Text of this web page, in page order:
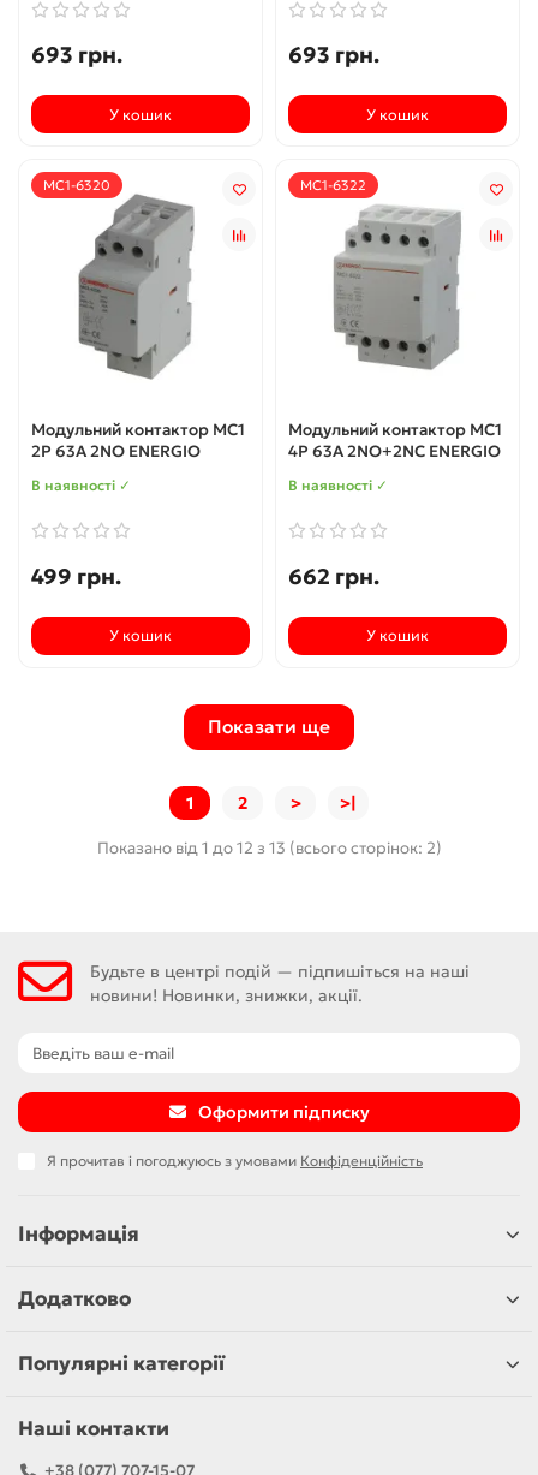
693 грн.
У кошик
693 грн.
У кошик
MC1-6320
Модульний контактор MC1
2P 63A 2NO ENERGIO
В наявності ✓
499 грн.
У кошик
MC1-6322
Модульний контактор MC1
4P 63A 2NO+2NC ENERGIO
В наявності ✓
662 грн.
У кошик
Показати ще
1 2 > >|
Показано від 1 до 12 з 13 (всього сторінок: 2)
Будьте в центрі подій — підпишіться на наші
новини! Новинки, знижки, акції.
Оформити підписку
Я прочитав і погоджуюсь з умовами Конфіденційність
Інформація
Додатково
Популярні категорії
Наші контакти
+38 (077) 707-15-07